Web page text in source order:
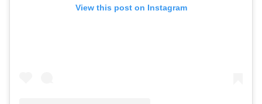
View this post on Instagram